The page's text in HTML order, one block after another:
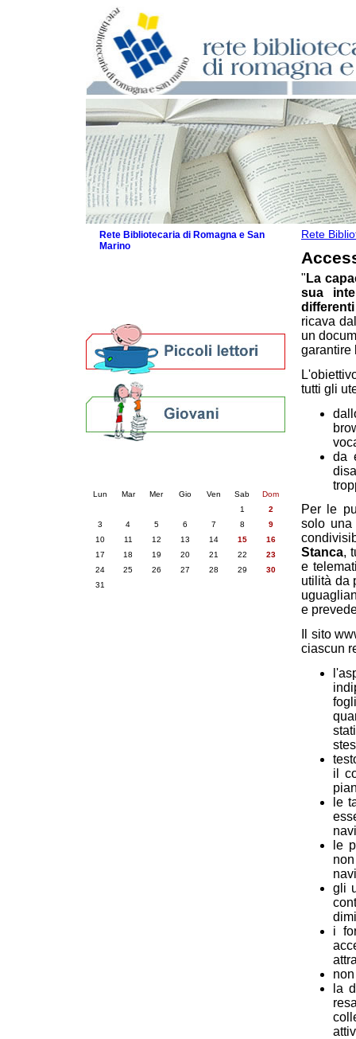
Rete
" La
sua
ricava
un
garantire
tutti gli
da
Per le
solo una
Stanca,
e
utilità da
e
Il sito
ciascun
il
le
le
gli
i
la
Rete Bibliotecaria di Romagna e San
Marino
Lun Mar Mer Gio Ven Sab
Dom
1
2
3
4 5 6 7 8
9
10
11 12 13 14 15
16
17
18 19 20 21 22
23
24
25 26 27 28 29
30
31